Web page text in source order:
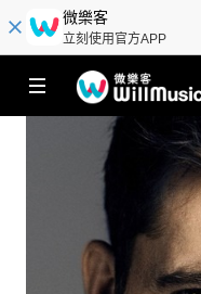
微樂客
立刻使用官方APP